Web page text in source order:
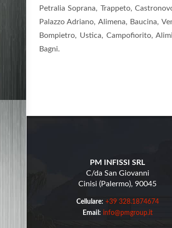
Petralia Soprana, Trappeto,
Palazzo Adriano, Alimena, Baucina,
Bompietro, Ustica, Campofiorito,
Bagni.
PM INFISSI SRL
C/da San Giovanni
Cinisi (Palermo), 90045
Cellulare: +39 328.1874674
Email: info@pmgroup.it